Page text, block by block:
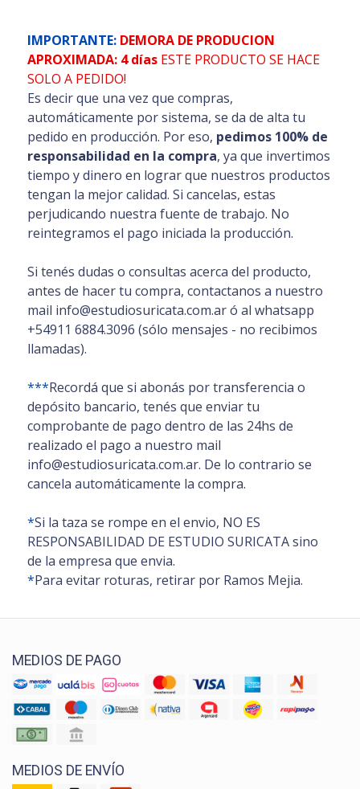
IMPORTANTE: DEMORA DE PRODUCION
APROXIMADA: 4 días ESTE PRODUCTO SE HACE
SOLO A PEDIDO!
Es decir que una vez que compras,
automáticamente por sistema, se da de alta tu
pedido en producción. Por eso, pedimos 100% de
responsabilidad en la compra, ya que invertimos
tiempo y dinero en lograr que nuestros productos
tengan la mejor calidad. Si cancelas, estas
perjudicando nuestra fuente de trabajo. No
reintegramos el pago iniciada la producción.
Si tenés dudas o consultas acerca del producto,
antes de hacer tu compra, contactanos a nuestro
mail info@estudiosuricata.com.ar ó al whatsapp
+54911 6884.3096 (sólo mensajes - no recibimos
llamadas).
***Recordá que si abonás por transferencia o
depósito bancario, tenés que enviar tu
comprobante de pago dentro de las 24hs de
realizado el pago a nuestro mail
info@estudiosuricata.com.ar. De lo contrario se
cancela automáticamente la compra.
*Si la taza se rompe en el envio, NO ES
RESPONSABILIDAD DE ESTUDIO SURICATA sino
de la empresa que envia.
*Para evitar roturas, retirar por Ramos Mejia.
MEDIOS DE PAGO
MEDIOS DE ENVÍO